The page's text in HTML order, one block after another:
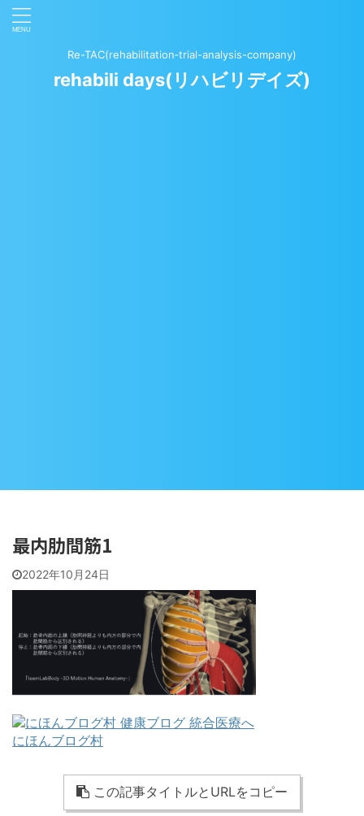
Re-TAC(rehabilitation‐trial-analysis-company)
rehabili days(リハビリデイズ)
最内肋間筋1
2022年10月24日
にほんブログ村
この記事タイトルとURLをコピー